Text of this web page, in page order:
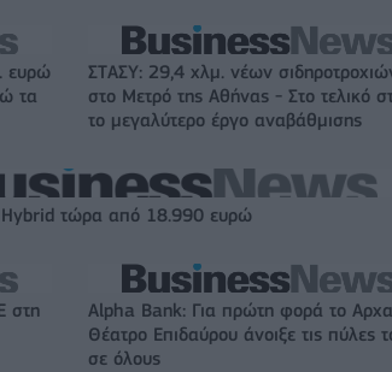
ευρώ
τα
ΣΤΑΣΥ: 29,4 χλμ. νέων
στο Μετρό της Αθήνας - Στο τελικό
το μεγαλύτερο έργο αναβάθμισης
Hybrid τώρα από 18.990 ευρώ
στη
Alpha Bank: Για πρώτη φορά το
Θέατρο Επιδαύρου άνοιξε τις πύλες
σε όλους